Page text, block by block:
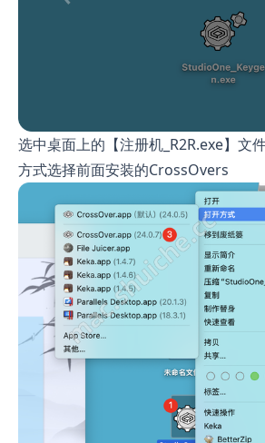
选中桌面上的【注册机_R2R.exe】文
方式选择前面安装的CrossOvers